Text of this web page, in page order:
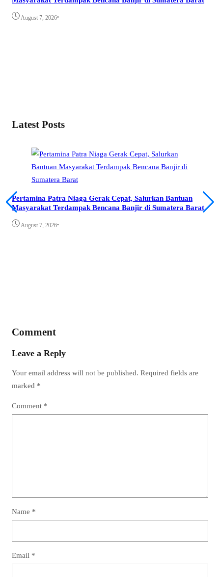
August 7, 2026•
Latest Posts
Pertamina Patra Niaga Gerak Cepat, Salurkan Bantuan
Masyarakat Terdampak Bencana Banjir di Sumatera Barat
August 7, 2026•
Comment
Leave a Reply
Your email address will not be published. Required fields are
marked *
Comment *
Name *
Email *